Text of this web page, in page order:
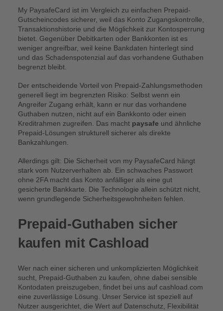
My PaysafeCard ist im Vergleich zu einfachen Prepaid-
Gutscheincodes sicherer, weil das Konto Zugangskontrolle,
Transaktionshistorie und die Möglichkeit zur Kontosperrung
bietet. Gegenüber Debitkarten oder Bankkonten ist es
weniger angreifbar, weil keine Bankdaten hinterlegt sind
und das Schadenspotenzial auf das vorhandene Guthaben
begrenzt bleibt.
Der entscheidende Vorteil von Prepaid-Zahlungsmethoden
generell liegt im begrenzten Risiko: Selbst wenn ein
Angreifer Zugang erhält, kann er nur das vorhandene
Guthaben nutzen, nicht auf ein Bankkonto oder einen
Kreditrahmen zugreifen. Das macht paysafe und ähnliche
Prepaid-Lösungen strukturell sicherer als direkte
Bankzahlungen.
Allerdings gilt: Die Sicherheit von my PaysafeCard hängt
stark vom Nutzerverhalten ab. Ein schwaches Passwort
ohne 2FA macht das Konto anfälliger als eine gut
gesicherte Bankkarte. Die Technologie allein schützt nicht,
wenn grundlegende Sicherheitsgewohnheiten fehlen.
Prepaid-Guthaben sicher
kaufen mit Cashload
Wer nach einer sicheren und unkomplizierten Möglichkeit
sucht, Prepaid-Guthaben zu kaufen, ohne dabei sensible
Kontodaten preiszugeben, findet bei uns auf cashload.com
eine zuverlässige Lösung. Unser Service ist speziell auf
Nutzer ausgerichtet, die Wert auf Datenschutz, Flexibilität